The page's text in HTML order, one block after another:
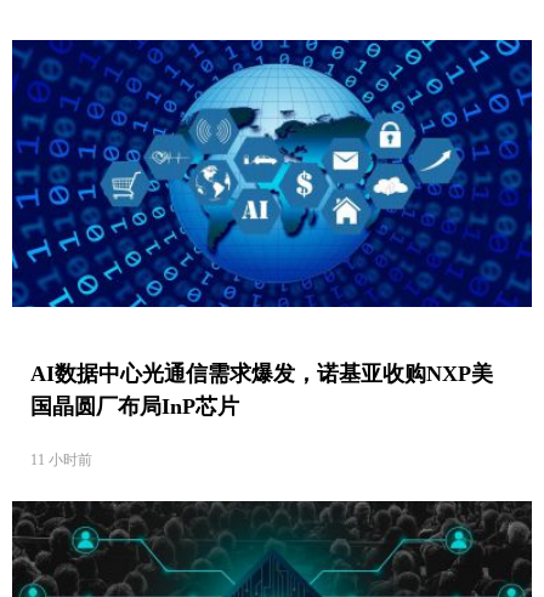
AI数据中心光通信需求爆发，诺基亚收购NXP美
国晶圆厂布局InP芯片
11 小时前